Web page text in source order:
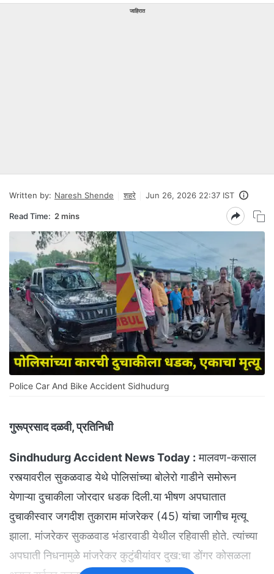
जाहिरात
Written by: Naresh Shende शहरे Jun 26, 2026 22:37 IST
Read Time: 2 mins
Police Car And Bike Accident Sidhudurg
गुरूप्रसाद दळवी, प्रतिनिधी
Sindhudurg Accident News Today : मालवण-कसाल
रस्त्यावरील सुकळवाड येथे पोलिसांच्या बोलेरो गाडीने समोरून
येणाऱ्या दुचाकीला जोरदार धडक दिली.या भीषण अपघातात
दुचाकीस्वार जगदीश तुकाराम मांजरेकर (45) यांचा जागीच मृत्यू
झाला. मांजरेकर सुकळवाड भंडारवाडी येथील रहिवासी होते. त्यांच्या
अपघाती निधनामुळे मांजरेकर कुटुंबीयांवर दुख:चा डोंगर कोसळला